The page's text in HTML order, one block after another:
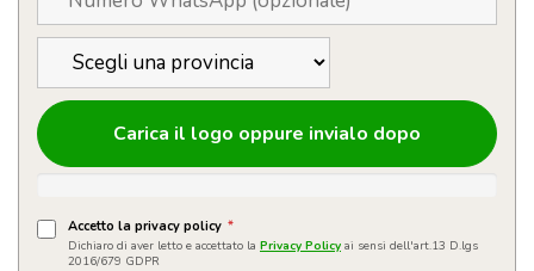
Carica il logo oppure invialo dopo
Accetto la privacy policy *
Dichiaro di aver letto e accettato la Privacy Policy ai sensi dell'art.13 D.lgs
2016/679 GDPR